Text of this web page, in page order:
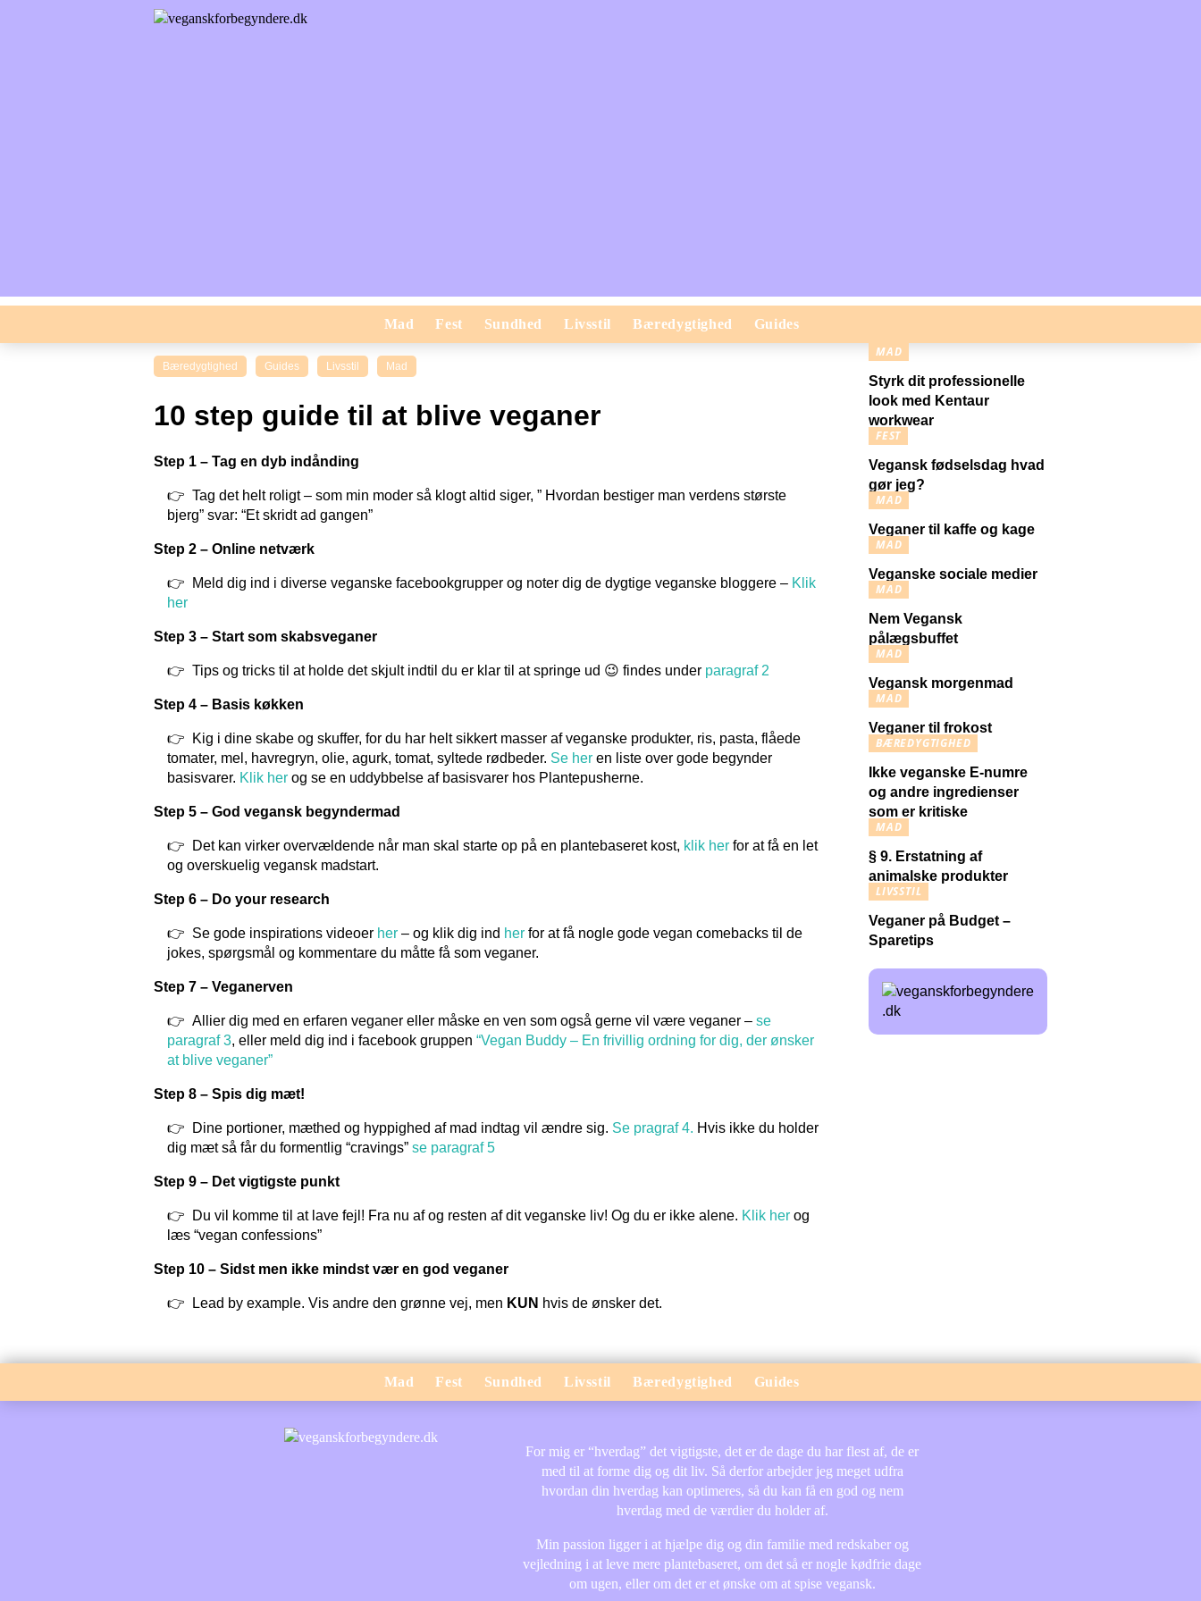
Mad Fest Sundhed Livsstil Bæredygtighed Guides
Bæredygtighed Guides Livsstil Mad
10 step guide til at blive veganer
Step 1 – Tag en dyb indånding
Tag det helt roligt – som min moder så klogt altid siger, ” Hvordan bestiger man verdens største
bjerg” svar: “Et skridt ad gangen”
Step 2 – Online netværk
Meld dig ind i diverse veganske facebookgrupper og noter dig de dygtige veganske bloggere – Klik
her
Step 3 – Start som skabsveganer
Tips og tricks til at holde det skjult indtil du er klar til at springe ud 😉 findes under paragraf 2
Step 4 – Basis køkken
Kig i dine skabe og skuffer, for du har helt sikkert masser af veganske produkter, ris, pasta, flåede
tomater, mel, havregryn, olie, agurk, tomat, syltede rødbeder. Se her en liste over gode begynder
basisvarer. Klik her og se en uddybbelse af basisvarer hos Plantepusherne.
Step 5 – God vegansk begyndermad
Det kan virker overvældende når man skal starte op på en plantebaseret kost, klik her for at få en let
og overskuelig vegansk madstart.
Step 6 – Do your research
Se gode inspirations videoer her – og klik dig ind her for at få nogle gode vegan comebacks til de
jokes, spørgsmål og kommentare du måtte få som veganer.
Step 7 – Veganerven
Allier dig med en erfaren veganer eller måske en ven som også gerne vil være veganer – se
paragraf 3, eller meld dig ind i facebook gruppen “Vegan Buddy – En frivillig ordning for dig, der ønsker
at blive veganer”
Step 8 – Spis dig mæt!
Dine portioner, mæthed og hyppighed af mad indtag vil ændre sig. Se pragraf 4. Hvis ikke du holder
dig mæt så får du formentlig “cravings” se paragraf 5
Step 9 – Det vigtigste punkt
Du vil komme til at lave fejl! Fra nu af og resten af dit veganske liv! Og du er ikke alene. Klik her og
læs “vegan confessions”
Step 10 – Sidst men ikke mindst vær en god veganer
Lead by example. Vis andre den grønne vej, men KUN hvis de ønsker det.
MAD
Styrk dit professionelle
look med Kentaur
workwear
FEST
Vegansk fødselsdag hvad
gør jeg?
MAD
Veganer til kaffe og kage
MAD
Veganske sociale medier
MAD
Nem Vegansk
pålægsbuffet
MAD
Vegansk morgenmad
MAD
Veganer til frokost
BÆREDYGTIGHED
Ikke veganske E-numre
og andre ingredienser
som er kritiske
MAD
§ 9. Erstatning af
animalske produkter
LIVSSTIL
Veganer på Budget –
Sparetips
Mad Fest Sundhed Livsstil Bæredygtighed Guides
For mig er “hverdag” det vigtigste, det er de dage du har flest af, de er
med til at forme dig og dit liv. Så derfor arbejder jeg meget udfra
hvordan din hverdag kan optimeres, så du kan få en god og nem
hverdag med de værdier du holder af.
Min passion ligger i at hjælpe dig og din familie med redskaber og
vejledning i at leve mere plantebaseret, om det så er nogle kødfrie dage
om ugen, eller om det er et ønske om at spise vegansk.